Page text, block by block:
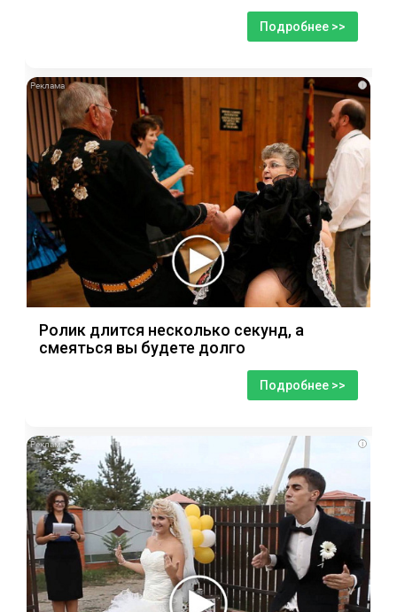
Подробнее >>
i
Ролик длится несколько секунд, а
смеяться вы будете долго
Подробнее >>
i